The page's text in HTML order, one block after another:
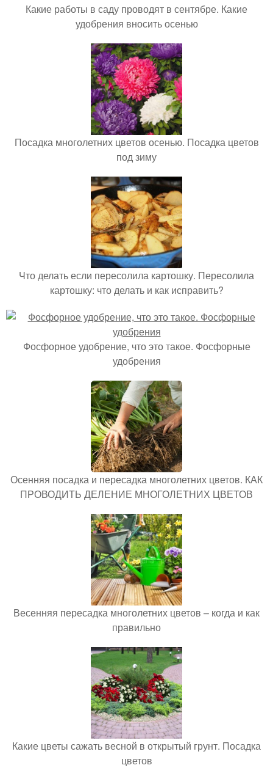
Какие работы в саду проводят в сентябре. Какие
удобрения вносить осенью
Посадка многолетних цветов осенью. Посадка цветов
под зиму
Что делать если пересолила картошку. Пересолила
картошку: что делать и как исправить?
Фосфорное удобрение, что это такое. Фосфорные
удобрения
Осенняя посадка и пересадка многолетних цветов. КАК
ПРОВОДИТЬ ДЕЛЕНИЕ МНОГОЛЕТНИХ ЦВЕТОВ
Весенняя пересадка многолетних цветов – когда и как
правильно
Какие цветы сажать весной в открытый грунт. Посадка
цветов